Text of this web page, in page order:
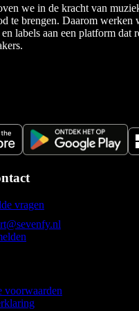
we in de kracht van
te brengen. Daarom werken
labels aan een platform dat
vragen
voorwaarden